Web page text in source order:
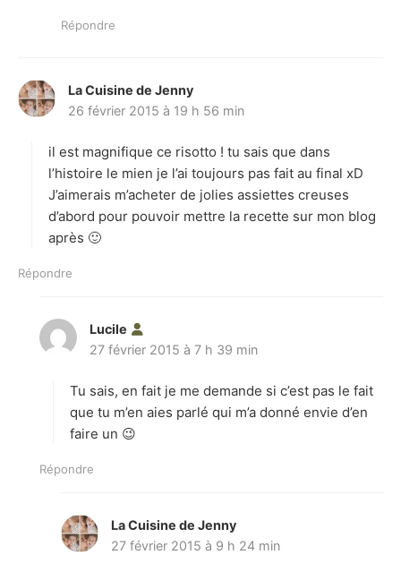
Répondre
La Cuisine de Jenny
i
:
26 février 2015 à 19 h 56 min
il est magnifique ce risotto ! tu sais que dans
l’histoire le mien je l’ai toujours pas fait au final xD
J’aimerais m’acheter de jolies assiettes creuses
d’abord pour pouvoir mettre la recette sur mon blog
après 🙂
Répondre
Lucile
:
27 février 2015 à 7 h 39 min
Tu sais, en fait je me demande si c’est pas le fait
que tu m’en aies parlé qui m’a donné envie d’en
faire un 😉
Répondre
La Cuisine de Jenny
27 février 2015 à 9 h 24 min